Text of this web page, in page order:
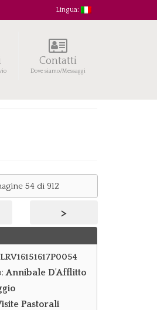
Lingua:
Contatti
Dove siamo/Messaggi
54 di 912
>
Annibale D'Afflitto
Pastorali